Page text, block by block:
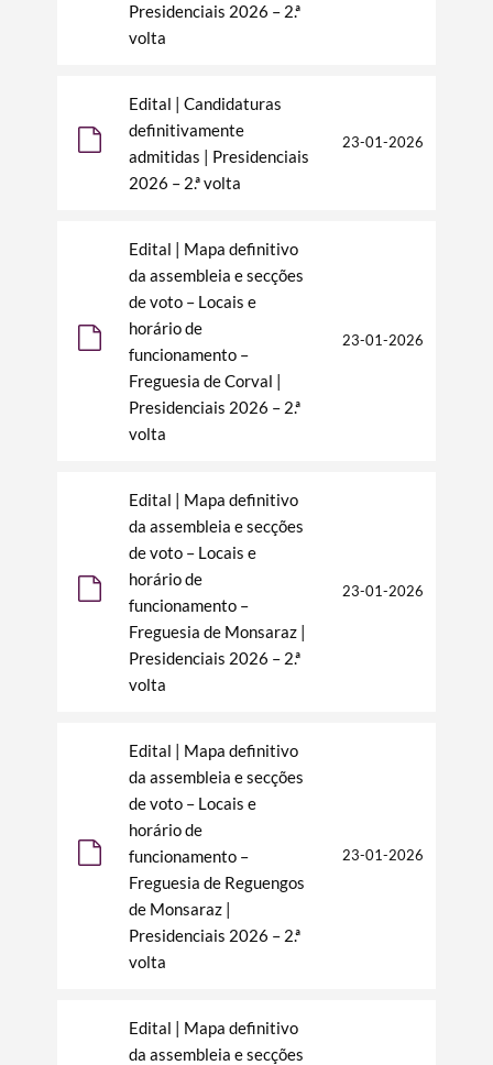
Termo de Pesquisa
Categorias gerais
Presidenciais 2026 – 2.ª
volta
Edital | Candidaturas
definitivamente
admitidas | Presidenciais
2026 – 2.ª volta
23-01-2026
Edital | Mapa definitivo
da assembleia e secções
de voto – Locais e
horário de
funcionamento –
Freguesia de Corval |
Presidenciais 2026 – 2.ª
volta
23-01-2026
Edital | Mapa definitivo
da assembleia e secções
de voto – Locais e
horário de
funcionamento –
Freguesia de Monsaraz |
Presidenciais 2026 – 2.ª
volta
23-01-2026
Edital | Mapa definitivo
da assembleia e secções
de voto – Locais e
horário de
funcionamento –
Freguesia de Reguengos
de Monsaraz |
Presidenciais 2026 – 2.ª
volta
23-01-2026
Edital | Mapa definitivo
da assembleia e secções